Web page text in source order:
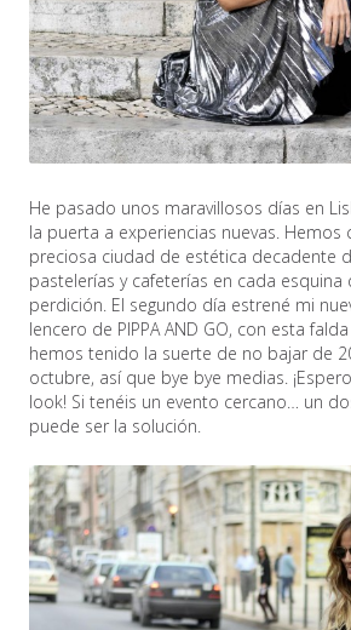
He pasado unos maravillosos días en
la puerta a experiencias nuevas.
preciosa ciudad de estética decadente
pastelerías y cafeterías en cada esquina
perdición. El segundo día estrené mi
lencero de PIPPA AND GO, con esta
hemos tenido la suerte de no bajar de
octubre, así que bye bye medias.
look! Si tenéis un evento cercano… un
puede ser la solución.